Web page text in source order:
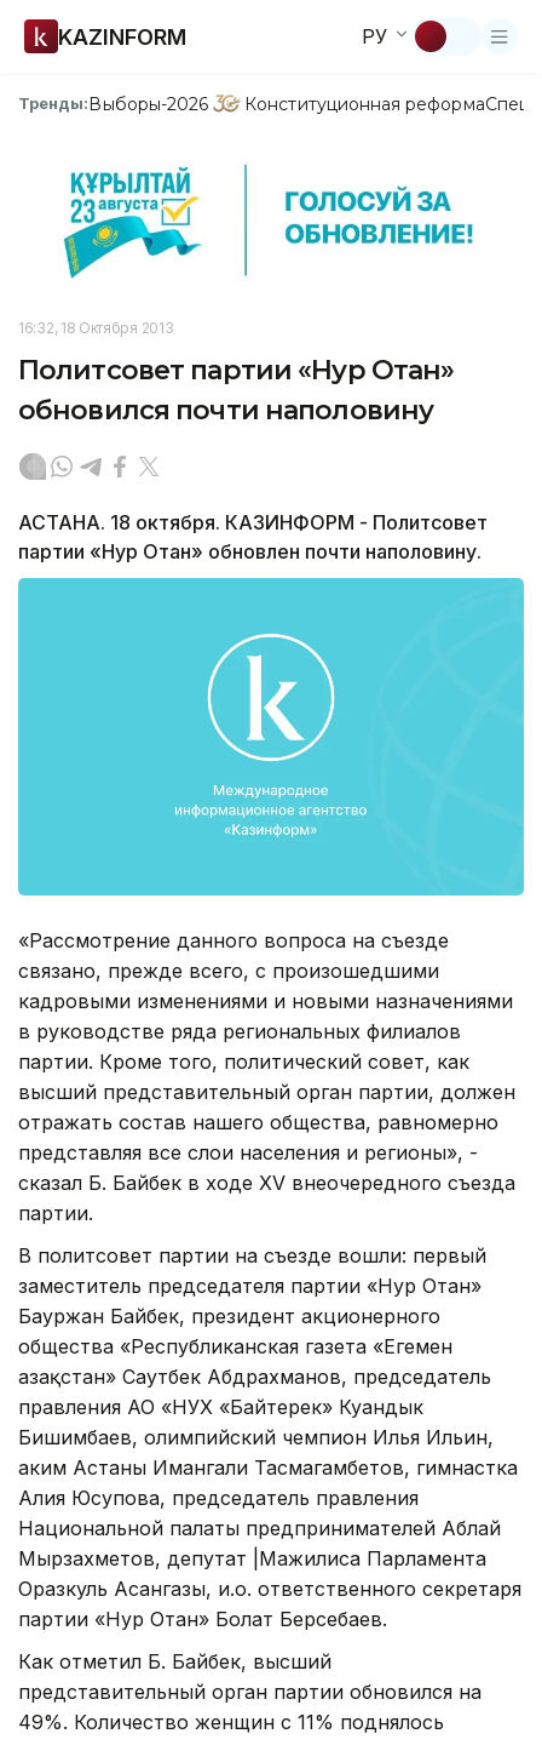
KAZINFORM РУ
Тренды:Выборы-2026 Конституционная реформа
16:32, 18 Октября 2013
Политсовет партии «Нур Отан»
обновился почти наполовину
АСТАНА. 18 октября. КАЗИНФОРМ - Политсовет
партии «Нур Отан» обновлен почти наполовину.
«Рассмотрение данного вопроса на съезде
связано, прежде всего, с произошедшими
кадровыми изменениями и новыми назначениями
в руководстве ряда региональных филиалов
партии. Кроме того, политический совет, как
высший представительный орган партии, должен
отражать состав нашего общества, равномерно
представляя все слои населения и регионы», -
сказал Б. Байбек в ходе XV внеочередного съезда
партии.
В политсовет партии на съезде вошли: первый
заместитель председателя партии «Нур Отан»
Бауржан Байбек, президент акционерного
общества «Республиканская газета «Егемен
Қазақстан» Саутбек Абдрахманов, председатель
правления АО «НУХ «Байтерек» Куандык
Бишимбаев, олимпийский чемпион Илья Ильин,
аким Астаны Имангали Тасмагамбетов, гимнастка
Алия Юсупова, председатель правления
Национальной палаты предпринимателей Аблай
Мырзахметов, депутат |Мажилиса Парламента
Оразкуль Асангазы, и.о. ответственного секретаря
партии «Нур Отан» Болат Берсебаев.
Как отметил Б. Байбек, высший
представительный орган партии обновился на
49%. Количество женщин с 11% поднялось